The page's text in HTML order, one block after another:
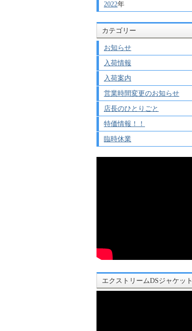
2022年
カテゴリー
お知らせ
入荷情報
入荷案内
営業時間変更のお知らせ
店長のひとりごと
特価情報！！
臨時休業
エクストリームDSジャケット